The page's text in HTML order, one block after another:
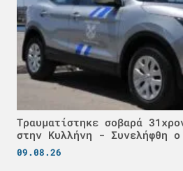
Τραυματίστηκε σοβαρά
στην Κυλλήνη - Συνελήφθη
09.08.26